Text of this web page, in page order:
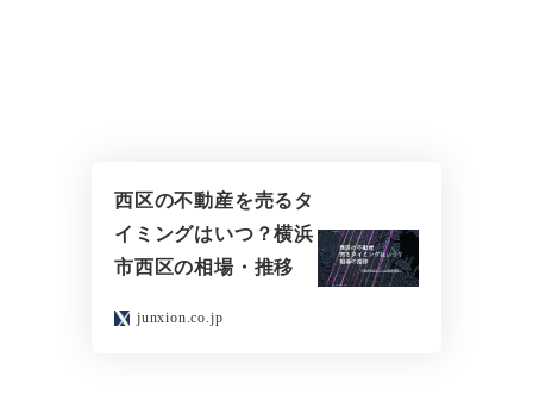
西区の不動産を売るタ
イミングはいつ？横浜
市西区の相場・推移
junxion.co.jp